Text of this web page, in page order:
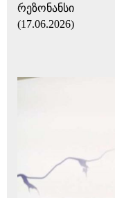
რეზონანსი
(17.06.2026)